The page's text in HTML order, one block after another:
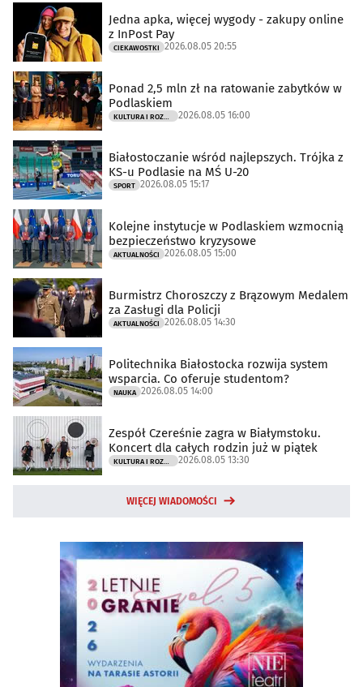
Jedna apka, więcej wygody - zakupy online
z InPost Pay
CIEKAWOSTKI 2026.08.05 20:55
Ponad 2,5 mln zł na ratowanie zabytków w
Podlaskiem
2026.08.05 16:00
Białostoczanie wśród najlepszych. Trójka z
KS-u Podlasie na MŚ U-20
SPORT 2026.08.05 15:17
Kolejne instytucje w Podlaskiem wzmocnią
bezpieczeństwo kryzysowe
AKTUALNOŚCI 2026.08.05 15:00
Burmistrz Choroszczy z Brązowym Medalem
za Zasługi dla Policji
AKTUALNOŚCI 2026.08.05 14:30
Politechnika Białostocka rozwija system
wsparcia. Co oferuje studentom?
NAUKA 2026.08.05 14:00
Zespół Czereśnie zagra w Białymstoku.
Koncert dla całych rodzin już w piątek
2026.08.05 13:30
WIĘCEJ WIADOMOŚCI